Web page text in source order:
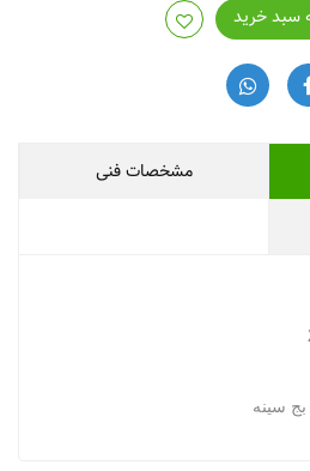
سبد خرید
مشخصات فنی
سینه